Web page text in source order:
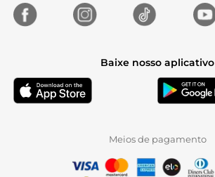
Baixe nosso aplicativo
Meios de pagamento